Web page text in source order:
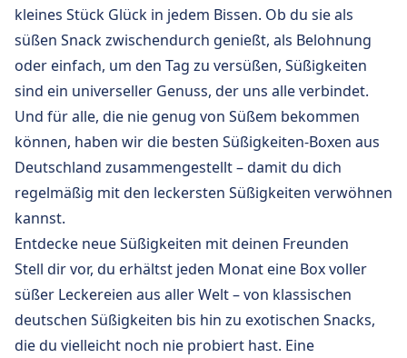
kleines Stück Glück in jedem Bissen. Ob du sie als
süßen Snack zwischendurch genießt, als Belohnung
oder einfach, um den Tag zu versüßen, Süßigkeiten
sind ein universeller Genuss, der uns alle verbindet.
Und für alle, die nie genug von Süßem bekommen
können, haben wir die besten Süßigkeiten-Boxen aus
Deutschland zusammengestellt – damit du dich
regelmäßig mit den leckersten Süßigkeiten verwöhnen
kannst.
Entdecke neue Süßigkeiten mit deinen Freunden
Stell dir vor, du erhältst jeden Monat eine Box voller
süßer Leckereien aus aller Welt – von klassischen
deutschen Süßigkeiten bis hin zu exotischen Snacks,
die du vielleicht noch nie probiert hast. Eine